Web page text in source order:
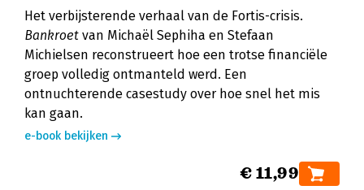
Het verbijsterende verhaal van de Fortis-crisis.
Bankroet van Michaël Sephiha en Stefaan
Michielsen reconstrueert hoe een trotse financiële
groep volledig ontmanteld werd. Een
ontnuchterende casestudy over hoe snel het mis
kan gaan.
e-book bekijken
€ 11,99